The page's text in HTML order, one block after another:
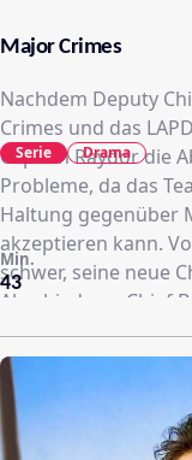
Major Crimes
Nachdem Deputy
Crimes und das
Captain Raydor die
Probleme, da das
Haltung gegenüber
akzeptieren kann.
schwer, seine neue
Abschied von Chief
Abteilung
dauerhaften
Raydor wenig hält,
sagt ihm jedoch
Optionen hat:
43
Min.
Serie Drama